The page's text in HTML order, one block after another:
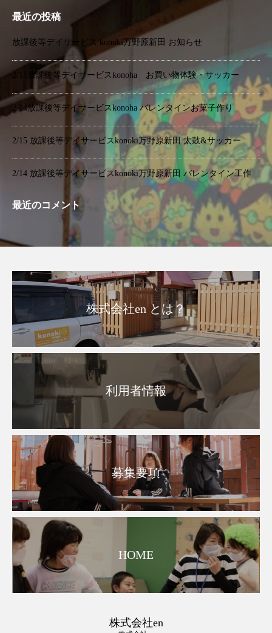
最近の投稿
放課後等デイサービス konoki万野原新田 お知らせ
2/15放課後等デイサービスkonoha お買い物体験・サッカー
2/14放課後等デイサービスkonoha バレンタインお菓子作り
2/15 放課後等デイサービスkonoki万野原新田 太鼓&サッカー
2/14 放課後等デイサービスkonoki万野原新田 バレンタイン工作
最近のコメント
株式会社en とは？
利用者情報
募集要項
HOME
株式会社en